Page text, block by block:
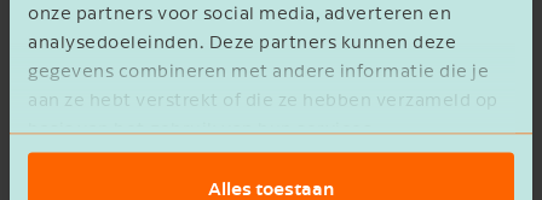
onze partners voor social media, adverteren en
analysedoeleinden. Deze partners kunnen deze
gegevens combineren met andere informatie die je
aan ze hebt verstrekt of die ze hebben verzameld op
basis van het gebruik van hun services.
Alles toestaan
I agree to theprivacy statement
Verzenden